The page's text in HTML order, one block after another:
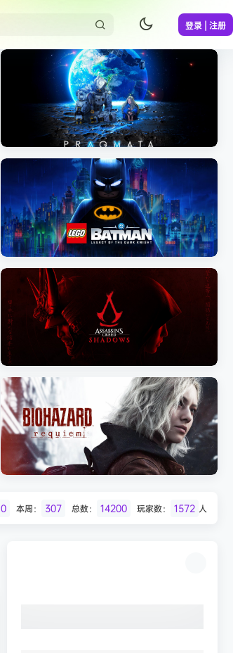
登录 | 注册
007 初露锋芒（007 First Light
《识质存在/PRAGMATA》免安装中文版
《乐高蝙蝠侠：黑暗骑士之遗/LEGO
Batman: Legacy of the Dark Knight》
免安装中文版
《刺客信条：影/Assassin’s Creed
Shadows》免安装版，非虚拟机
0 本周： 307 总数： 14200 玩家数： 1572 人